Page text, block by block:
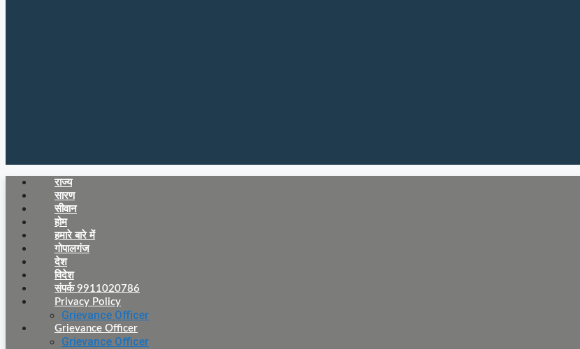
राज्य
सारण
सीवान
होम
हमारे बारे में
गोपालगंज
देश
विदेश
संपर्क 9911020786
Privacy Policy
Grievance Officer
Grievance Officer
Grievance Officer